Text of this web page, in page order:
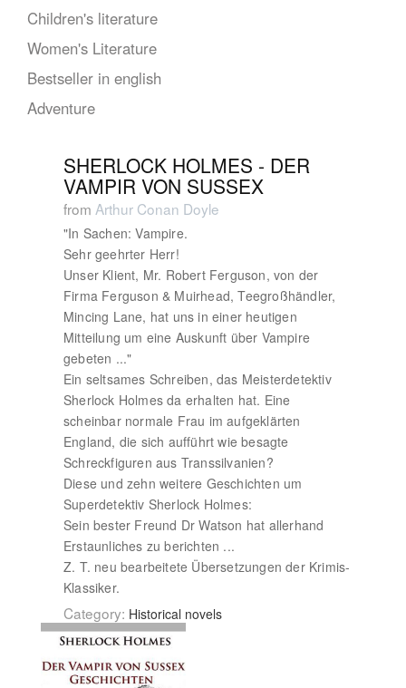
Children's literature
Women's Literature
Bestseller in english
Adventure
SHERLOCK HOLMES - DER
VAMPIR VON SUSSEX
from Arthur Conan Doyle
"In Sachen: Vampire.
Sehr geehrter Herr!
Unser Klient, Mr. Robert Ferguson, von der
Firma Ferguson & Muirhead, Teegroßhändler,
Mincing Lane, hat uns in einer heutigen
Mitteilung um eine Auskunft über Vampire
gebeten ..."
Ein seltsames Schreiben, das Meisterdetektiv
Sherlock Holmes da erhalten hat. Eine
scheinbar normale Frau im aufgeklärten
England, die sich aufführt wie besagte
Schreckfiguren aus Transsilvanien?
Diese und zehn weitere Geschichten um
Superdetektiv Sherlock Holmes:
Sein bester Freund Dr Watson hat allerhand
Erstaunliches zu berichten ...
Z. T. neu bearbeitete Übersetzungen der Krimis-
Klassiker.
Category: Historical novels